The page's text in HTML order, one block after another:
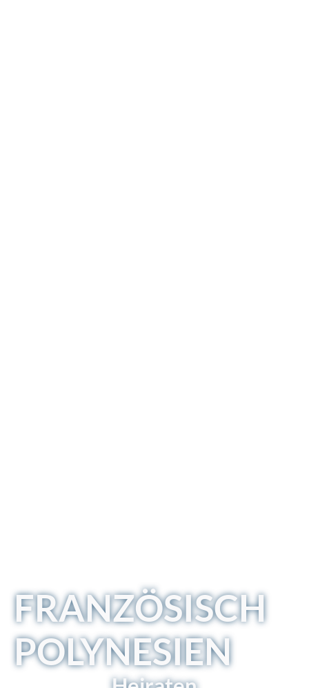
FRANZÖSISCH
POLYNESIEN